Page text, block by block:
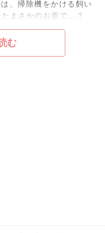
、掃除機をかける飼い
まさかのお姿で…？
む